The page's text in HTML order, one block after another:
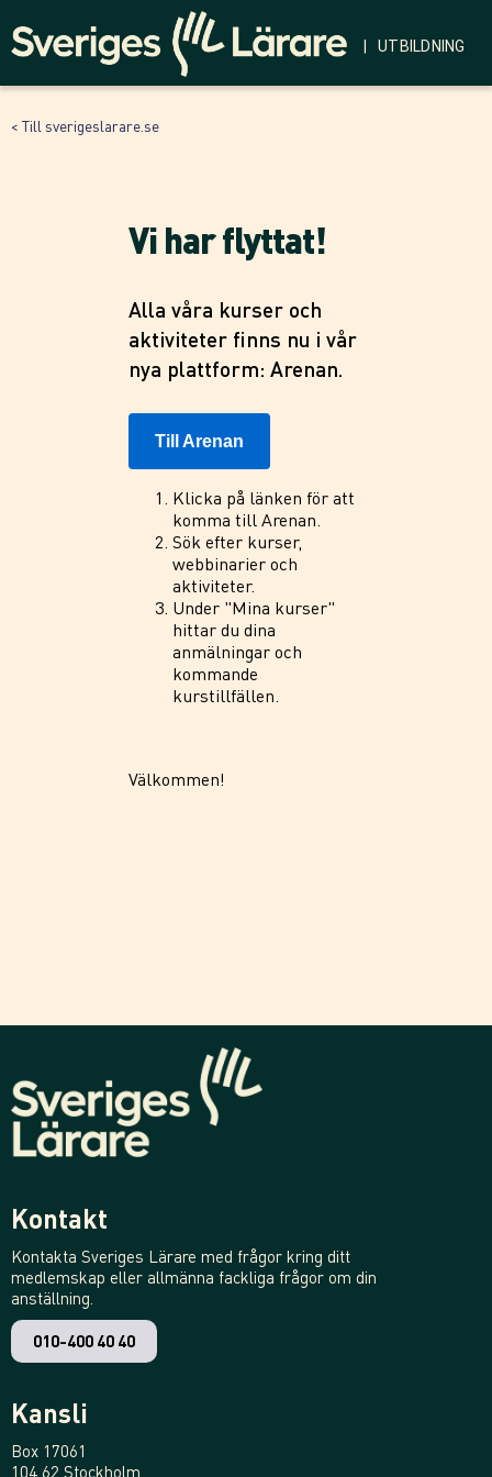
| UTBILDNING
< Till sverigeslarare.se
Vi har flyttat!
Alla våra kurser och
aktiviteter finns nu i vår
nya plattform: Arenan.
Till Arenan
Klicka på länken för att
komma till Arenan.
Sök efter kurser,
webbinarier och
aktiviteter.
Under "Mina kurser"
hittar du dina
anmälningar och
kommande
kurstillfällen.
Välkommen!
Kontakt
Kontakta Sveriges Lärare med frågor kring ditt
medlemskap eller allmänna fackliga frågor om din
anställning.
010-400 40 40
Kansli
Box 17061
104 62 Stockholm